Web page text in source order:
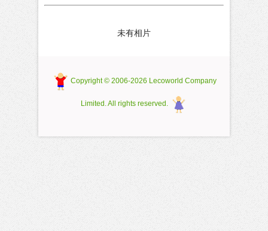
未有相片
Copyright © 2006-2026 Lecoworld Company
Limited. All rights reserved.